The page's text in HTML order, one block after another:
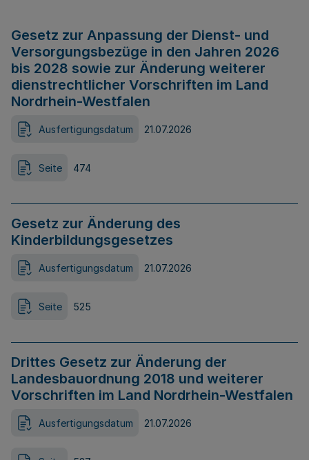
Gesetz zur Anpassung der Dienst- und
Versorgungsbezüge in den Jahren 2026
bis 2028 sowie zur Änderung weiterer
dienstrechtlicher Vorschriften im Land
Nordrhein-Westfalen
Ausfertigungsdatum 21.07.2026
Seite 474
Gesetz zur Änderung des
Kinderbildungsgesetzes
Ausfertigungsdatum 21.07.2026
Seite 525
Drittes Gesetz zur Änderung der
Landesbauordnung 2018 und weiterer
Vorschriften im Land Nordrhein-Westfalen
Ausfertigungsdatum 21.07.2026